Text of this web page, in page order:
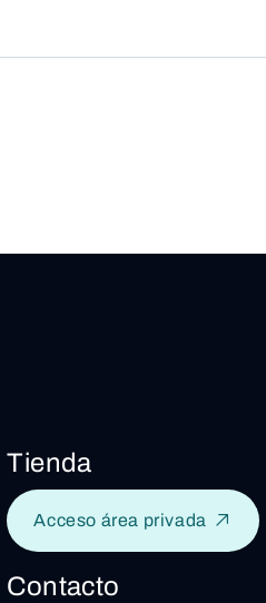
Tienda
Acceso área privada
Contacto